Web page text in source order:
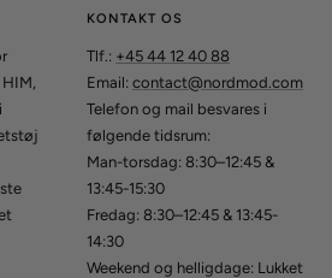
KONTAKT OS
Tlf.: +45 44 12 40 88
Email: contact@nordmod.com
Telefon og mail besvares i
følgende tidsrum:
Man-torsdag: 8:30–12:45 &
13:45-15:30
Fredag: 8:30–12:45 & 13:45-
14:30
Weekend og helligdage: Lukket